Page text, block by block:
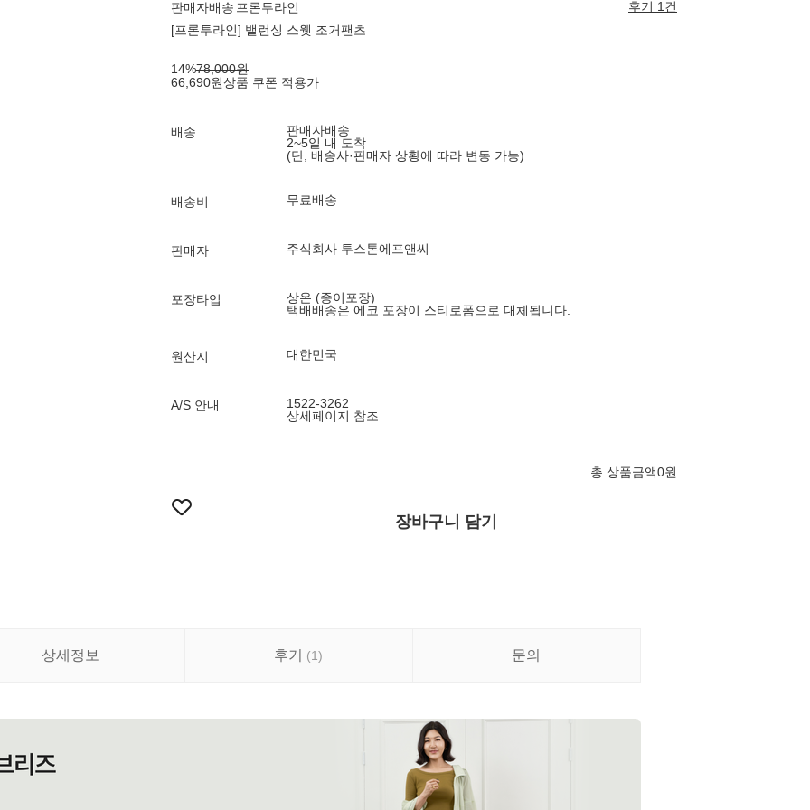
판매자배송 프론투라인
후기 1건
[프론투라인] 밸런싱 스웻 조거팬츠
14%78,000원
66,690원상품 쿠폰 적용가
배송
판매자배송
2~5일 내 도착
(단, 배송사·판매자 상황에 따라 변동 가능)
배송비 무료배송
판매자 주식회사 투스톤에프앤씨
포장타입
상온 (종이포장)
택배배송은 에코 포장이 스티로폼으로 대체됩니다.
원산지 대한민국
A/S 안내
1522-3262
상세페이지 참조
총 상품금액0원
장바구니 담기
상세정보 후기 (1) 문의